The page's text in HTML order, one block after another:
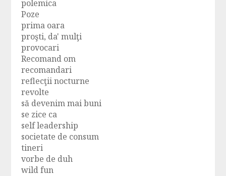
polemica
Poze
prima oara
proşti, da' mulţi
provocari
Recomand om
recomandari
reflecţii nocturne
revolte
să devenim mai buni
se zice ca
self leadership
societate de consum
tineri
vorbe de duh
wild fun